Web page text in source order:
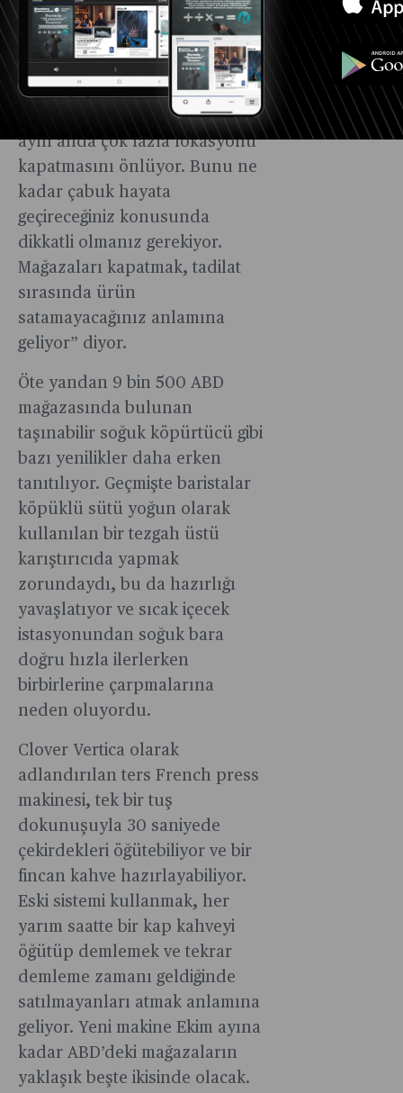
Sara Senatore “Her ne kadar
bu, birçok yatırımcının
istediğinden daha yavaş olsa
da, büyük iyileştirmelerle
uyumlu zincirlerde şirketin
aynı anda çok fazla lokasyonu
kapatmasını önlüyor. Bunu ne
kadar çabuk hayata
geçireceğiniz konusunda
dikkatli olmanız gerekiyor.
Mağazaları kapatmak, tadilat
sırasında ürün
satamayacağınız anlamına
geliyor” diyor.
Öte yandan 9 bin 500 ABD
mağazasında bulunan
taşınabilir soğuk köpürtücü gibi
bazı yenilikler daha erken
tanıtılıyor. Geçmişte baristalar
köpüklü sütü yoğun olarak
kullanılan bir tezgah üstü
karıştırıcıda yapmak
zorundaydı, bu da hazırlığı
yavaşlatıyor ve sıcak içecek
istasyonundan soğuk bara
doğru hızla ilerlerken
birbirlerine çarpmalarına
neden oluyordu.
Clover Vertica olarak
adlandırılan ters French press
makinesi, tek bir tuş
dokunuşuyla 30 saniyede
çekirdekleri öğütebiliyor ve bir
fincan kahve hazırlayabiliyor.
Eski sistemi kullanmak, her
yarım saatte bir kap kahveyi
öğütüp demlemek ve tekrar
demleme zamanı geldiğinde
satılmayanları atmak anlamına
geliyor. Yeni makine Ekim ayına
kadar ABD’deki mağazaların
yaklaşık beşte ikisinde olacak.